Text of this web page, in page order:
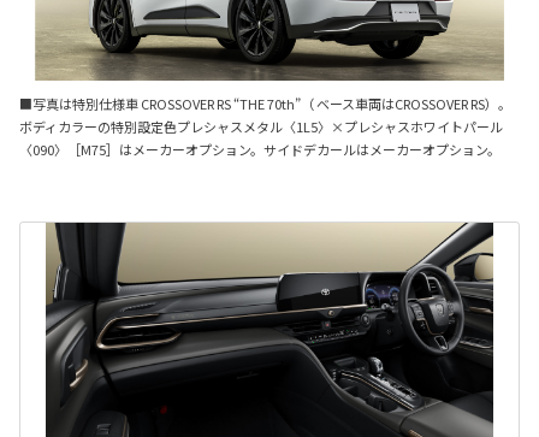
■写真は特別仕様車 CROSSOVER RS “THE 70th”（ ベース車両はCROSSOVER RS）。
ボディカラーの特別設定色プレシャスメタル〈1L5〉×プレシャスホワイトパール
〈090〉［M75］はメーカーオプション。サイドデカールはメーカーオプション。